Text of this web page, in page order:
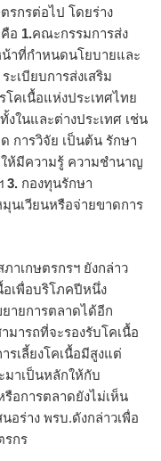
รกรต่อไป โดยร่าง
อ 1.คณะกรรมการส่ง
น้าที่กำหนดนโยบายและ
เบียบการส่งเสริม
โคเนื้อแห่งประเทศไทย
งในและต่างประเทศ เช่น
การวิจัย เป็นต้น รักษา
ห้มีความรู้ ความชำนาญ
3. กองทุนรักษา
นเวียนหรือจ่ายขาดการ
าเกษตรกรฯ ยังกล่าว
อเพื่อบริโภคปีหนึ่ง
ยายการตลาดได้อีก
มารถที่จะรองรับโคเนื้อ
เลี้ยงโคเนื้อมีสูงแต่
มาเป็นหลักให้กับ
อการตลาดยังไม่เห็น
อร่าง พรบ.ดังกล่าวเพื่อ
รกร